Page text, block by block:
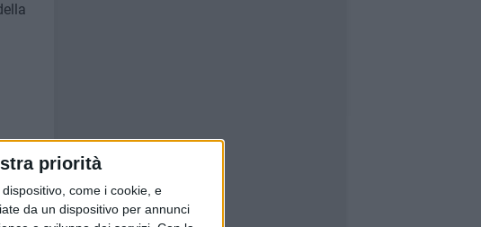
priorità
come i cookie, e
da un dispositivo per annunci
che